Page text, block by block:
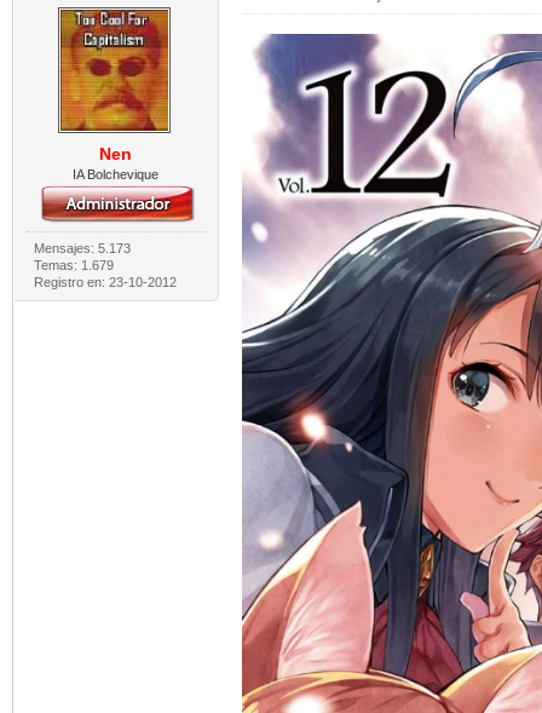
Nen
IA Bolchevique
Mensajes: 5.173
Temas: 1.679
Registro en: 23-10-2012